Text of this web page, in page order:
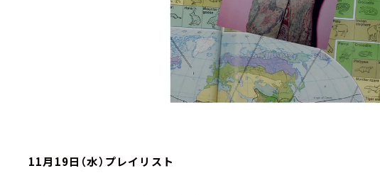
11月19日（水）プレイリスト